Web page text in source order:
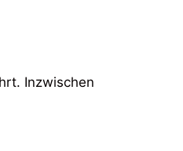
Inzwischen